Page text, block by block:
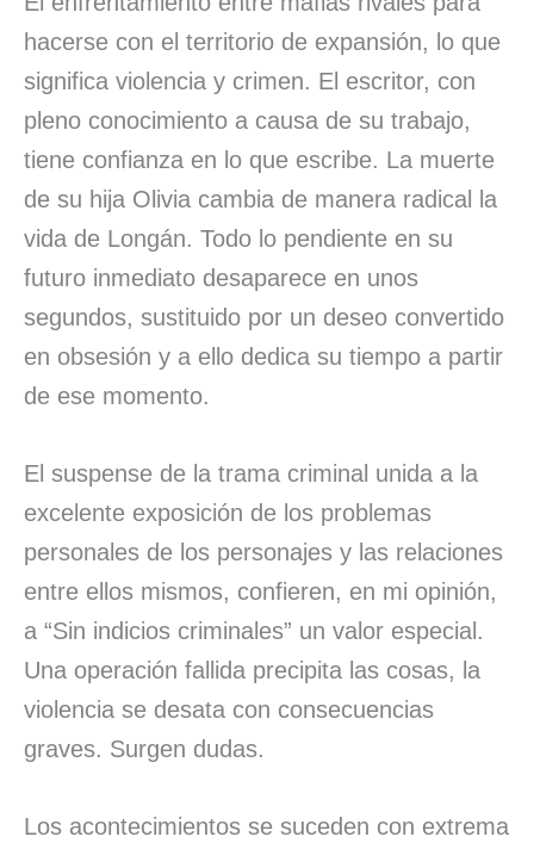
hacerse con el territorio de expansión, lo que
significa violencia y crimen. El escritor, con
pleno conocimiento a causa de su trabajo,
tiene confianza en lo que escribe. La muerte
de su hija Olivia cambia de manera radical la
vida de Longán. Todo lo pendiente en su
futuro inmediato desaparece en unos
segundos, sustituido por un deseo convertido
en obsesión y a ello dedica su tiempo a partir
de ese momento.
El suspense de la trama criminal unida a la
excelente exposición de los problemas
personales de los personajes y las relaciones
entre ellos mismos, confieren, en mi opinión,
a “Sin indicios criminales” un valor especial.
Una operación fallida precipita las cosas, la
violencia se desata con consecuencias
graves. Surgen dudas.
Los acontecimientos se suceden con extrema